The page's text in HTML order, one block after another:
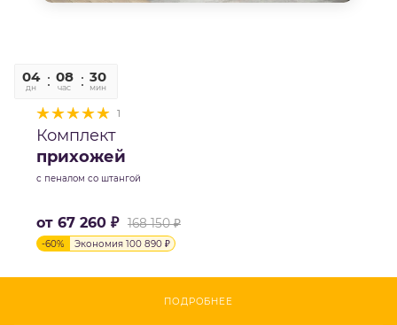
04
дн
08
час
30
мин
1
Комплект
прихожей
с пеналом со штангой
от 67 260 ₽ 168 150 ₽
-60% Экономия 100 890 ₽
ПОДРОБНЕЕ